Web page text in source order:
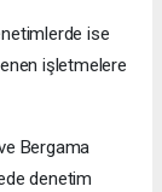
ise
işletmelere
Bergama
denetim